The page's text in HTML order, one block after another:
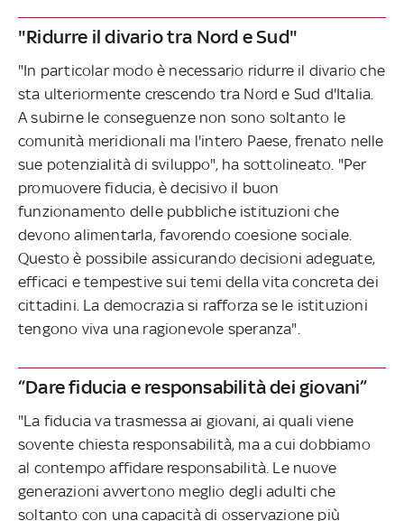
"Ridurre il divario tra Nord e Sud"
"In particolar modo è necessario ridurre il divario che
sta ulteriormente crescendo tra Nord e Sud d'Italia.
A subirne le conseguenze non sono soltanto le
comunità meridionali ma l'intero Paese, frenato nelle
sue potenzialità di sviluppo", ha sottolineato. "Per
promuovere fiducia, è decisivo il buon
funzionamento delle pubbliche istituzioni che
devono alimentarla, favorendo coesione sociale.
Questo è possibile assicurando decisioni adeguate,
efficaci e tempestive sui temi della vita concreta dei
cittadini. La democrazia si rafforza se le istituzioni
tengono viva una ragionevole speranza".
“Dare fiducia e responsabilità dei giovani”
"La fiducia va trasmessa ai giovani, ai quali viene
sovente chiesta responsabilità, ma a cui dobbiamo
al contempo affidare responsabilità. Le nuove
generazioni avvertono meglio degli adulti che
soltanto con una capacità di osservazione più